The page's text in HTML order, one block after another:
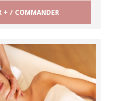
+ / COMMANDER